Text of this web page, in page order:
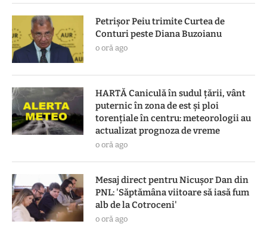
Petrișor Peiu trimite Curtea de
Conturi peste Diana Buzoianu
o oră ago
HARTĂ Caniculă în sudul țării, vânt
puternic în zona de est și ploi
torențiale în centru: meteorologii au
actualizat prognoza de vreme
o oră ago
Mesaj direct pentru Nicușor Dan din
PNL: 'Săptămâna viitoare să iasă fum
alb de la Cotroceni'
o oră ago